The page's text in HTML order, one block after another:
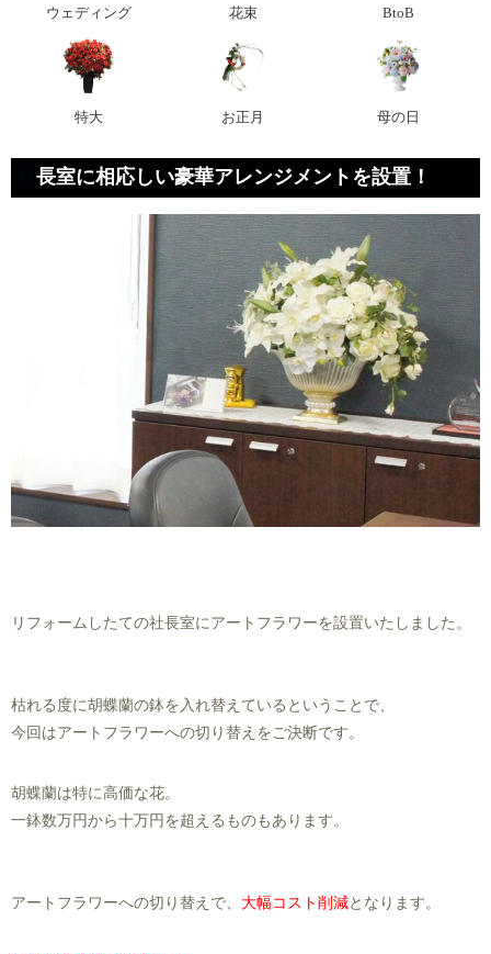
ウェディング 花束 BtoB
特大 お正月 母の日
長室に相応しい豪華アレンジメントを設置！
リフォームしたての社長室にアートフラワーを設置いたしました。
枯れる度に胡蝶蘭の鉢を入れ替えているということで、
今回はアートフラワーへの切り替えをご決断です。
胡蝶蘭は特に高価な花。
一鉢数万円から十万円を超えるものもあります。
アートフラワーへの切り替えで、 大幅コスト削減となります。